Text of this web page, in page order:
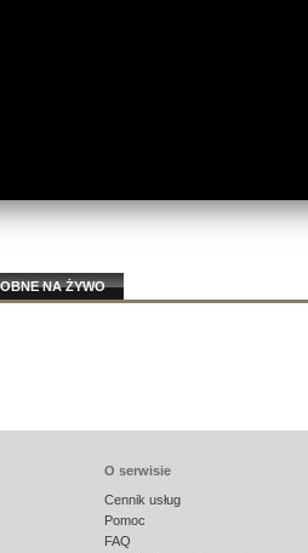
NA ŻYWO
O serwisie
Cennik usług
Pomoc
FAQ